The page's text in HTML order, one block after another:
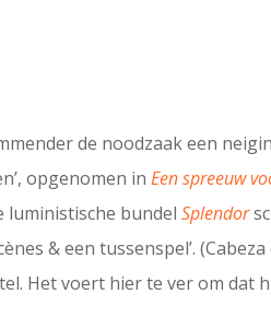
de noodzaak een
opgenomen inEen spreeuw
luministische bundelSplendor
& een tussenspel’.
Het voert hier te ver om dat